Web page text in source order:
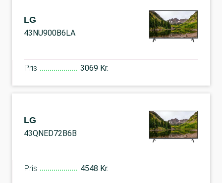
LG
43NU900B6LA
Pris 3069 Kr.
LG
43QNED72B6B
Pris 4548 Kr.